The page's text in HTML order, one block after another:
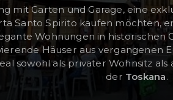
mit Garten und Garage, eine
Santo Spirito kaufen möchten,
Wohnungen in historischen
Häuser aus vergangenen
sowohl als privater Wohnsitz
der Toskana.